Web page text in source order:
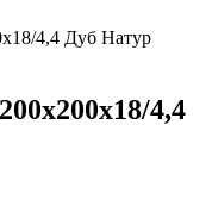
4,4 Дуб Натур
4,4